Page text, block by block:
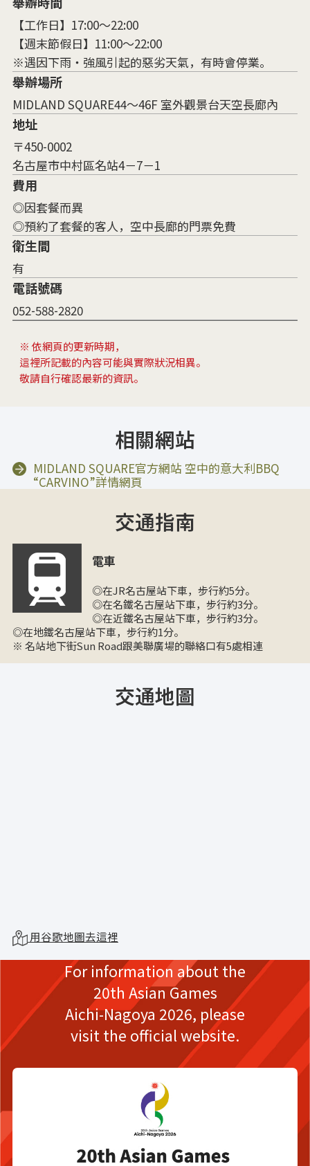
【工作日】17:00～22:00
【週末節假日】11:00～22:00
※遇因下雨・強風引起的惡劣天氣，有時會停業。
舉辦場所
MIDLAND SQUARE44〜46F 室外觀景台天空長廊內
地址
〒450-0002
名古屋市中村區名站4－7－1
費用
◎因套餐而異
◎預約了套餐的客人，空中長廊的門票免費
衛生間
有
電話號碼
052-588-2820
※ 依網頁的更新時期，
這裡所記載的內容可能與實際狀況相異。
敬請自行確認最新的資訊。
相關網站
MIDLAND SQUARE官方網站 空中的意大利BBQ
“CARVINO”詳情網頁
交通指南
電車
◎在JR名古屋站下車，步行約5分。
◎在名鐵名古屋站下車，步行約3分。
◎在近鐵名古屋站下車，步行約3分。
◎在地鐵名古屋站下車，步行約1分。
※ 名站地下街Sun Road跟美聯廣場的聯絡口有5處相連
交通地圖
用谷歌地圖去這裡
For information about the
20th Asian Games
Aichi-Nagoya 2026, please
visit the official website.